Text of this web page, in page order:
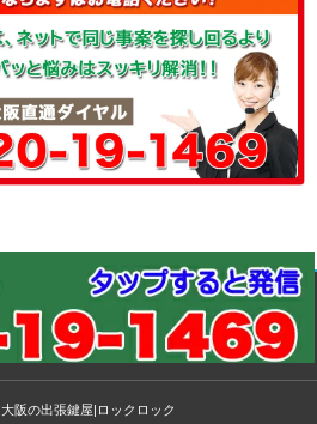
大阪の出張鍵屋|ロックロック